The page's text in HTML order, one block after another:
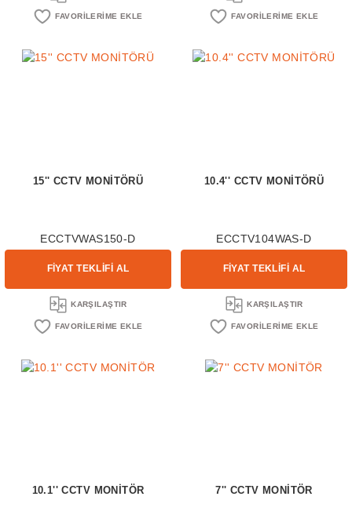
15'' CCTV MONİTÖRÜ
ECCTVWAS150-D
FİYAT TEKLİFİ AL
KARŞILAŞTIR
10.4'' CCTV MONİTÖRÜ
ECCTV104WAS-D
FİYAT TEKLİFİ AL
KARŞILAŞTIR
10.1'' CCTV MONİTÖR 7'' CCTV MONİTÖR